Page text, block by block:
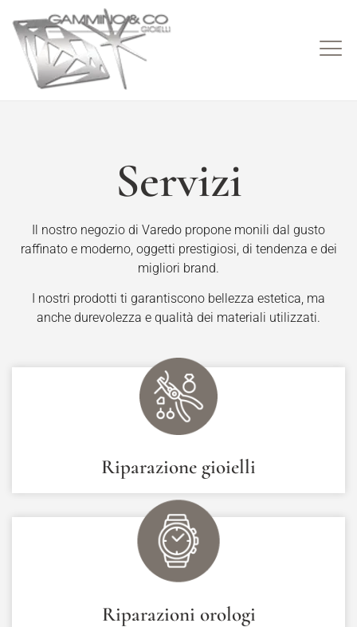
Servizi
Il nostro negozio di Varedo propone monili dal gusto
raffinato e moderno, oggetti prestigiosi, di tendenza e dei
migliori brand.
I nostri prodotti ti garantiscono bellezza estetica, ma
anche durevolezza e qualità dei materiali utilizzati.
Riparazione gioielli
Riparazioni orologi